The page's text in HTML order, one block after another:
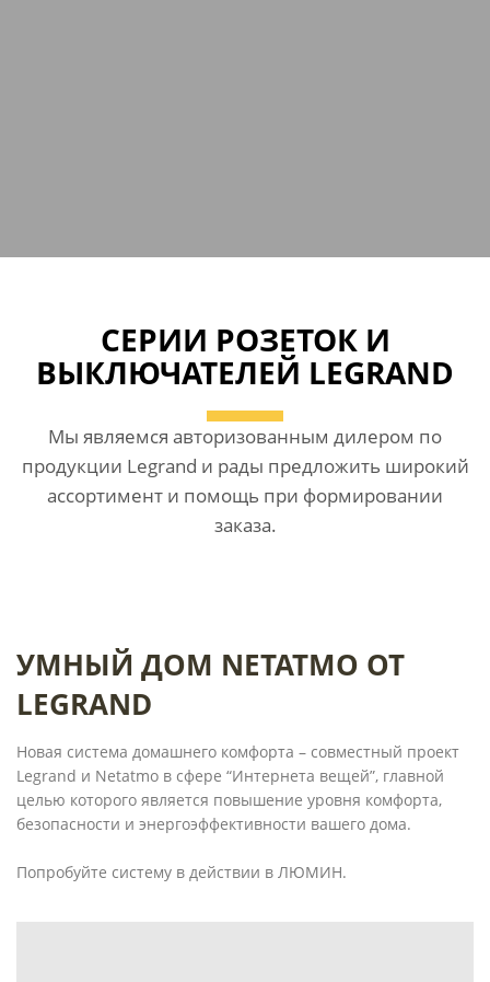
СЕРИИ РОЗЕТОК И
ВЫКЛЮЧАТЕЛЕЙ LEGRAND
Мы являемся авторизованным дилером по
продукции Legrand и рады предложить широкий
ассортимент и помощь при формировании
заказа.
УМНЫЙ ДОМ NETATMO ОТ
LEGRAND
Новая система домашнего комфорта – совместный проект
Legrand и Netatmo в сфере “Интернета вещей”, главной
целью которого является повышение уровня комфорта,
безопасности и энергоэффективности вашего дома.
Попробуйте систему в действии в ЛЮМИН.